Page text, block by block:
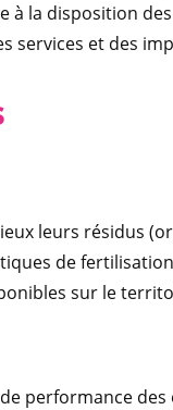
à la disposition
et des
leurs résidus
de
sur le
performance